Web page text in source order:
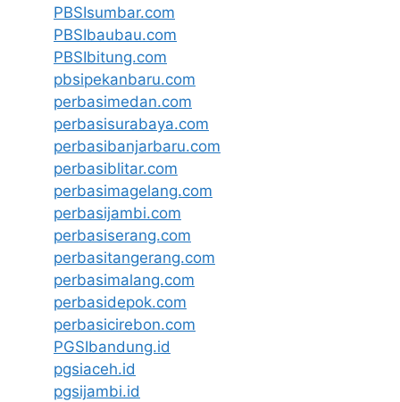
PBSIsumbar.com
PBSIbaubau.com
PBSIbitung.com
pbsipekanbaru.com
perbasimedan.com
perbasisurabaya.com
perbasibanjarbaru.com
perbasiblitar.com
perbasimagelang.com
perbasijambi.com
perbasiserang.com
perbasitangerang.com
perbasimalang.com
perbasidepok.com
perbasicirebon.com
PGSIbandung.id
pgsiaceh.id
pgsijambi.id